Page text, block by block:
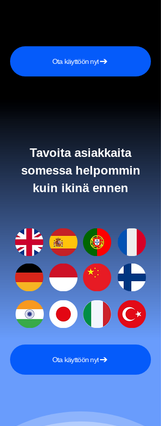
Ota käyttöön nyt
Tavoita asiakkaita
somessa helpommin
kuin ikinä ennen
Ota käyttöön nyt